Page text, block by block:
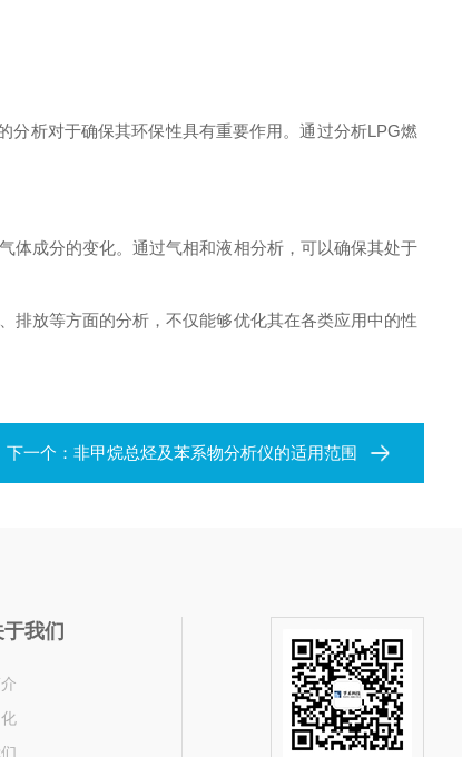
析对于确保其环保性具有重要作用。通过分析LPG燃
成分的变化。通过气相和液相分析，可以确保其处于
放等方面的分析，不仅能够优化其在各类应用中的性
下一个：非甲烷总烃及苯系物分析仪的适用范围
于我们